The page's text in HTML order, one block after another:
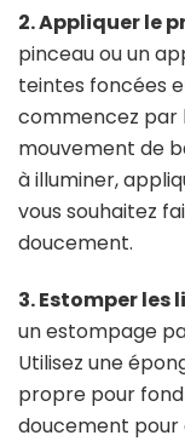
2. Appliquer le
pinceau ou un
teintes foncées
commencez par
mouvement de
à illuminer,
vous souhaitez
doucement.
3. Estomper les
un estompage
Utilisez une
propre pour
doucement